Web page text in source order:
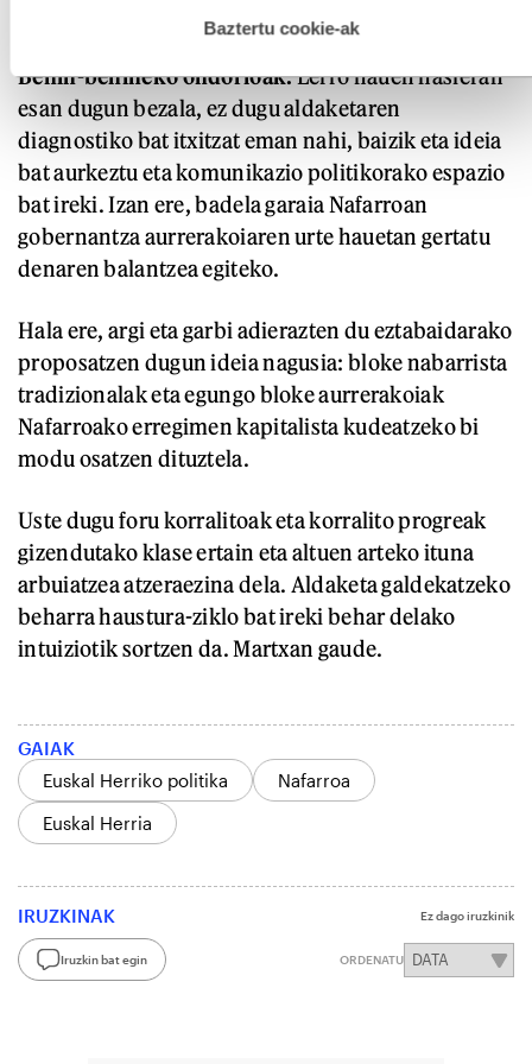
esplizitua ematen diguzu.Gehiago irakurri
Baztertu cookie-ak
Behin-behineko ondorioak.Lerro hauen hasieran
esan dugun bezala, ez dugu aldaketaren
diagnostiko bat itxitzat eman nahi, baizik eta ideia
bat aurkeztu eta komunikazio politikorako espazio
bat ireki. Izan ere, badela garaia Nafarroan
gobernantza aurrerakoiaren urte hauetan gertatu
denaren balantzea egiteko.
Hala ere, argi eta garbi adierazten du eztabaidarako
proposatzen dugun ideia nagusia: bloke nabarrista
tradizionalak eta egungo bloke aurrerakoiak
Nafarroako erregimen kapitalista kudeatzeko bi
modu osatzen dituztela.
Uste dugu foru korralitoak eta korralito progreak
gizendutako klase ertain eta altuen arteko ituna
arbuiatzea atzeraezina dela. Aldaketa galdekatzeko
beharra haustura-ziklo bat ireki behar delako
intuiziotik sortzen da. Martxan gaude.
GAIAK
Euskal Herriko politika
Nafarroa
Euskal Herria
IRUZKINAK Ez dago iruzkinik
Iruzkin bat egin ORDENATU